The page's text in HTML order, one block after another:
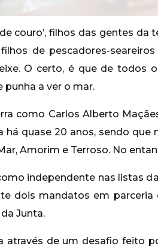
couro’, filhos das gentes
filhos de pescadores-
O certo, é que de todos
punha a ver o mar.
como Carlos Alberto
há quase 20 anos, sendo que
Amorim e Terroso. No
independente nas listas
dois mandatos em
Junta.
através de um desafio feito